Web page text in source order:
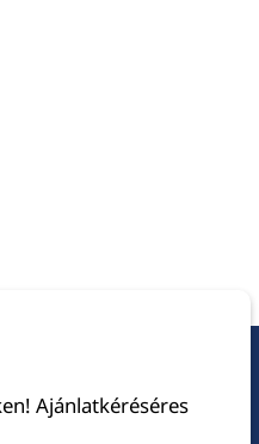
Ajánlatkéréséres